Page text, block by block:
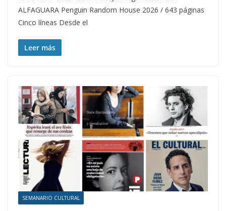
ALFAGUARA Penguin Random House 2026 / 643 páginas
Cinco líneas Desde el
Leer más
SEMANARIO CULTURAL